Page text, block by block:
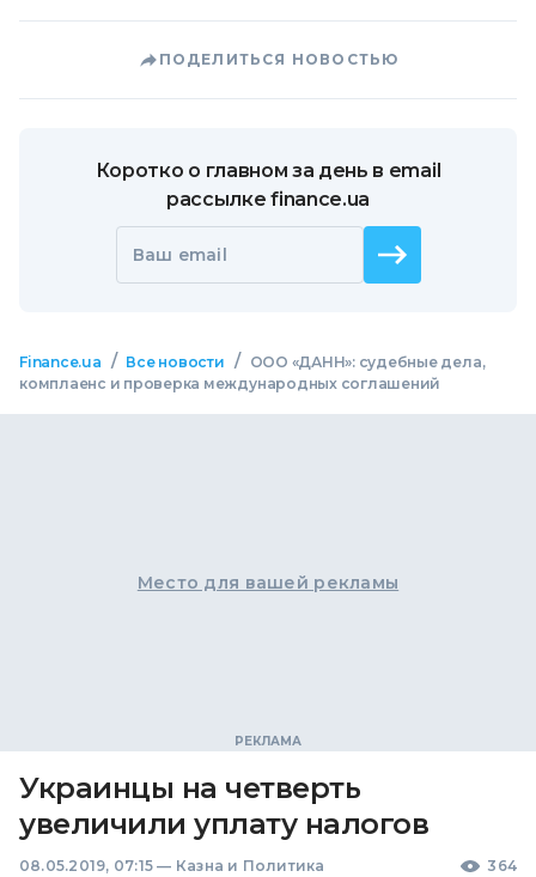
ПОДЕЛИТЬСЯ НОВОСТЬЮ
Коротко о главном за день в email
рассылке finance.ua
Ваш email
Finance.ua / Все новости /
ООО «ДАНН»: судебные дела,
комплаенс и проверка международных соглашений
Место для вашей рекламы
Украинцы на четверть
увеличили уплату налогов
08.05.2019, 07:15 — Казна и Политика 364